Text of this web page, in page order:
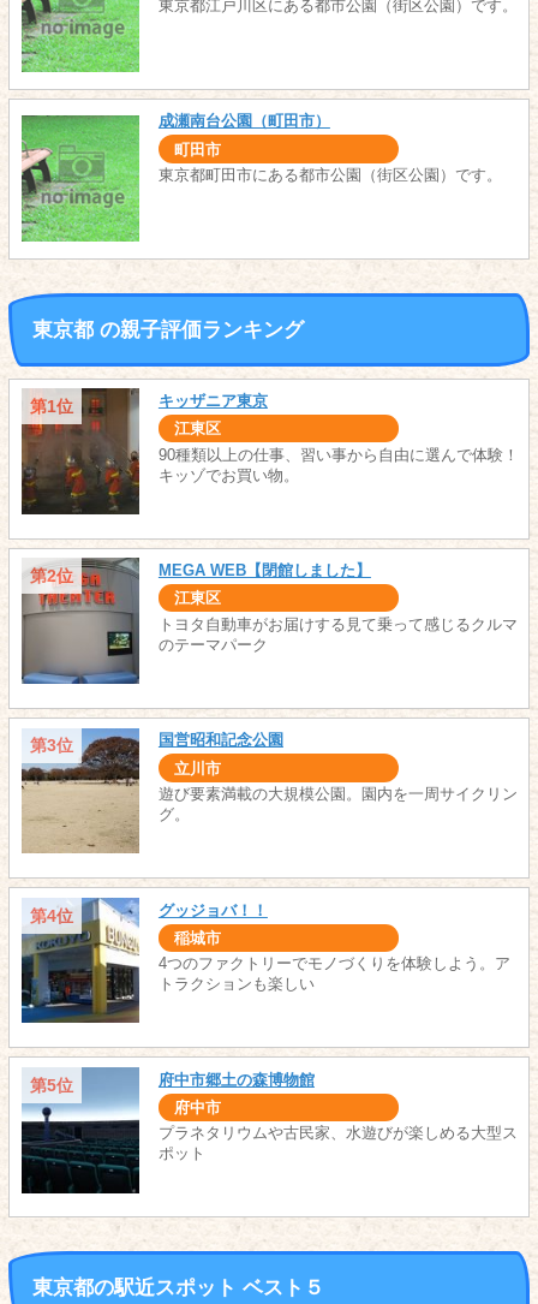
東京都江戸川区にある都市公園（街区公園）です。
成瀬南台公園（町田市）
町田市
東京都町田市にある都市公園（街区公園）です。
東京都 の親子評価ランキング
第1位 キッザニア東京
江東区
90種類以上の仕事、習い事から自由に選んで体験！
キッゾでお買い物。
第2位 MEGA WEB【閉館しました】
江東区
トヨタ自動車がお届けする見て乗って感じるクルマ
のテーマパーク
第3位 国営昭和記念公園
立川市
遊び要素満載の大規模公園。園内を一周サイクリン
グ。
第4位 グッジョバ！！
稲城市
4つのファクトリーでモノづくりを体験しよう。ア
トラクションも楽しい
第5位 府中市郷土の森博物館
府中市
プラネタリウムや古民家、水遊びが楽しめる大型ス
ポット
東京都の駅近スポット ベスト５